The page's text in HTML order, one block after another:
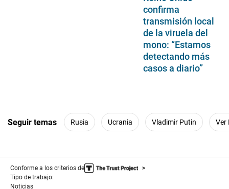
confirma
transmisión local
de la viruela del
mono: “Estamos
detectando más
casos a diario”
Seguir temas Rusia Ucrania Vladimir Putin Ver
Conforme a los criterios de
Tipo de trabajo:
Noticias